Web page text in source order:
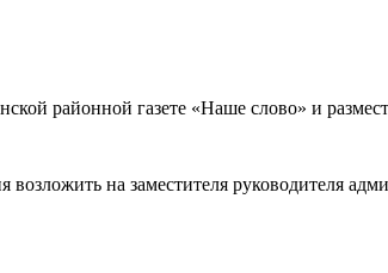
районной газете «Наше слово» и
на заместителя руководителя